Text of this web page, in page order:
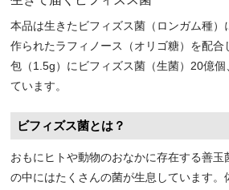
本品は生きたビフィズス菌（ロンガム種）
作られたラフィノース（オリゴ糖）を配合
包（1.5g）にビフィズス菌（生菌）20億
ています。
ビフィズス菌とは？
おもにヒトや動物のおなかに存在する善
の中にはたくさんの菌が生息しています。